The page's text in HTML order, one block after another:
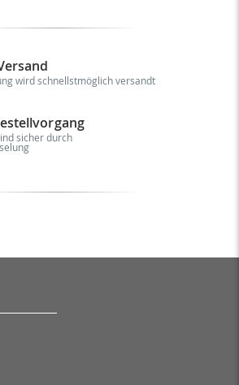
wird schnellstmöglich versandt
sicher durch